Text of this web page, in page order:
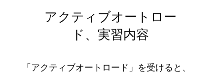
アクティブオートロー
ド、実習内容
「アクティブオートロード」を受けると、